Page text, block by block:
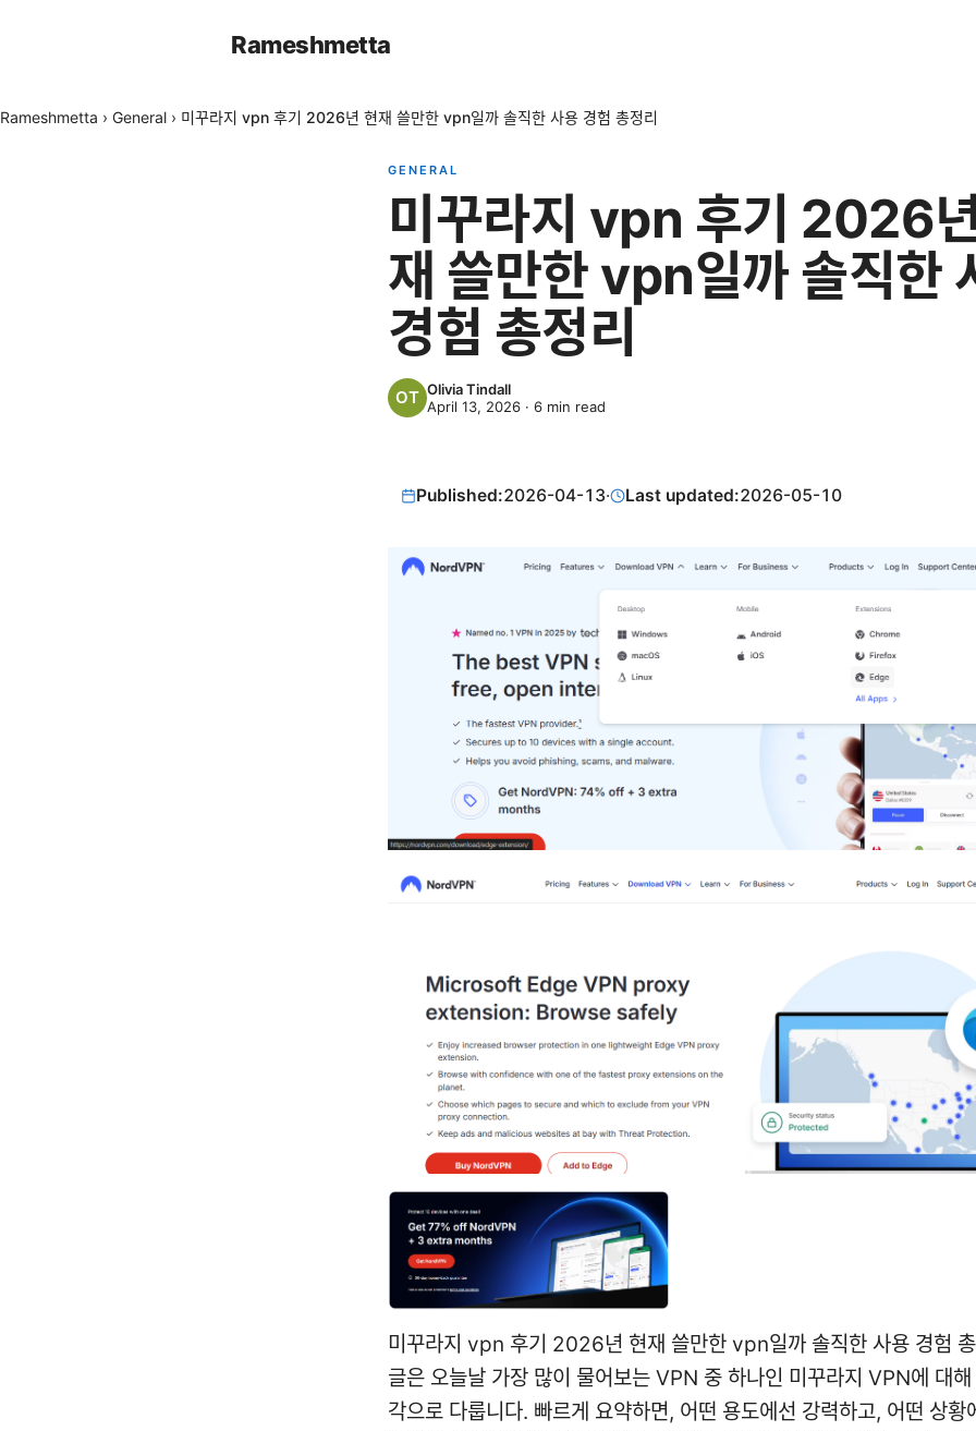
Rameshmetta
Rameshmetta › General › 미꾸라지 vpn 후기 2026년 현재 쓸만한 vpn일까 솔직한 사용 경험 총정리
GENERAL
미꾸라지 vpn 후기 2026
재 쓸만한 vpn일까 솔직한
경험 총정리
Olivia Tindall
April 13, 2026 · 6 min read
Published:2026-04-13· Last updated:2026-05-10
미꾸라지 vpn 후기 2026년 현재 쓸만한 vpn일까 솔직한 사용 경험
글은 오늘날 가장 많이 물어보는 VPN 중 하나인 미꾸라지 VPN에 대
각으로 다룹니다. 빠르게 요약하면, 어떤 용도에선 강력하고, 어떤 상황